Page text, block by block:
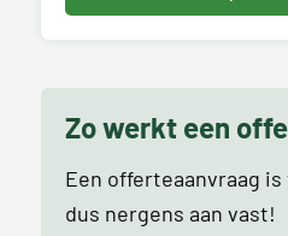
Zo werkt een
Een offerteaanvraag
dus nergens aan vast!